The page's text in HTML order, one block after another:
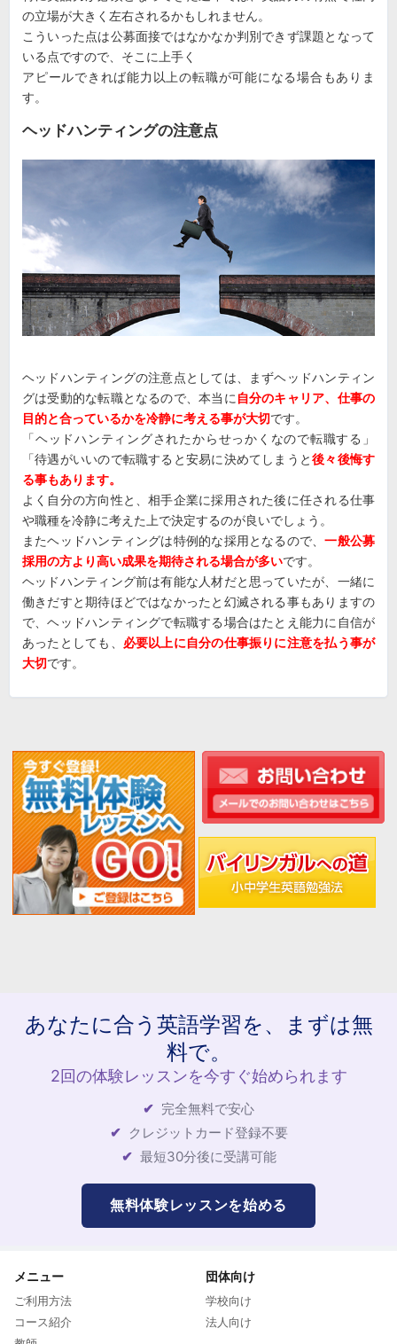
の立場が大きく左右されるかもしれません。
こういった点は公募面接ではなかなか判別できず課題となって
いる点ですので、そこに上手く
アピールできれば能力以上の転職が可能になる場合もありま
す。
ヘッドハンティングの注意点
ヘッドハンティングの注意点としては、まずヘッドハンティン
グは受動的な転職となるので、本当に 自分のキャリア、仕事の
目的と合っているかを冷静に考える事が大切です。
「ヘッドハンティングされたからせっかくなので転職する」
「待遇がいいので転職すると安易に決めてしまうと後々後悔す
る事もあります。
よく自分の方向性と、相手企業に採用された後に任される仕事
や職種を冷静に考えた上で決定するのが良いでしょう。
またヘッドハンティングは特例的な採用となるので、一般公募
採用の方より高い成果を期待される場合が多いです。
ヘッドハンティング前は有能な人材だと思っていたが、一緒に
働きだすと期待ほどではなかったと幻滅される事もありますの
で、ヘッドハンティングで転職する場合はたとえ能力に自信が
あったとしても、 必要以上に自分の仕事振りに注意を払う事が
大切です。
あなたに合う英語学習を、まずは無
料で。
2回の体験レッスンを今すぐ始められます
完全無料で安心
クレジットカード登録不要
最短30分後に受講可能
無料体験レッスンを始める
メニュー
ご利用方法
コース紹介
団体向け
学校向け
法人向け